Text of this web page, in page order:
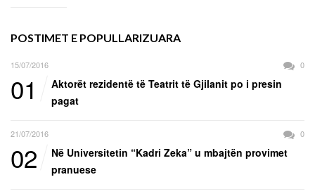
POSTIMET E POPULLARIZUARA
15/07/2016 0
01
Aktorët rezidentë të Teatrit të Gjilanit po i presin
pagat
21/07/2016 0
02
Në Universitetin “Kadri Zeka” u mbajtën provimet
pranuese